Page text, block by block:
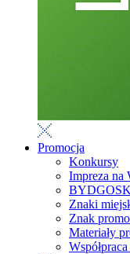
Promocja
Konkursy
Impreza na
Znaki
Znak
Materiały